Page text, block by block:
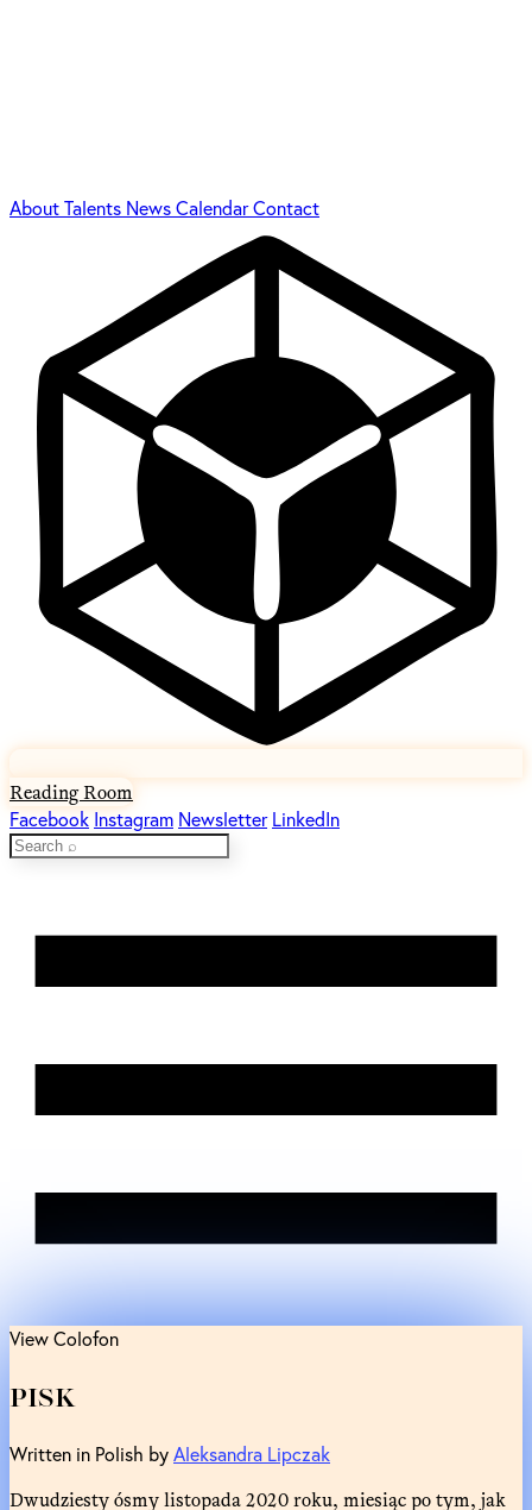
AboutTalents NewsCalendarContact
Reading Room
Facebook Instagram Newsletter LinkedIn
View Colofon
PISK
Written in Polish byAleksandra Lipczak
Dwudziesty ósmy listopada 2020 roku, miesiąc po tym, jak